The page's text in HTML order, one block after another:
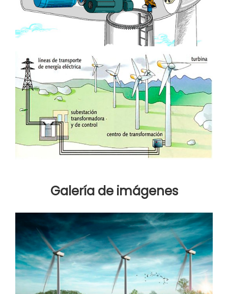
Galería de imágenes